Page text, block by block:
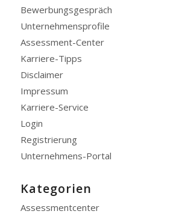
Bewerbungsgespräch
Unternehmensprofile
Assessment-Center
Karriere-Tipps
Disclaimer
Impressum
Karriere-Service
Login
Registrierung
Unternehmens-Portal
Kategorien
Assessmentcenter